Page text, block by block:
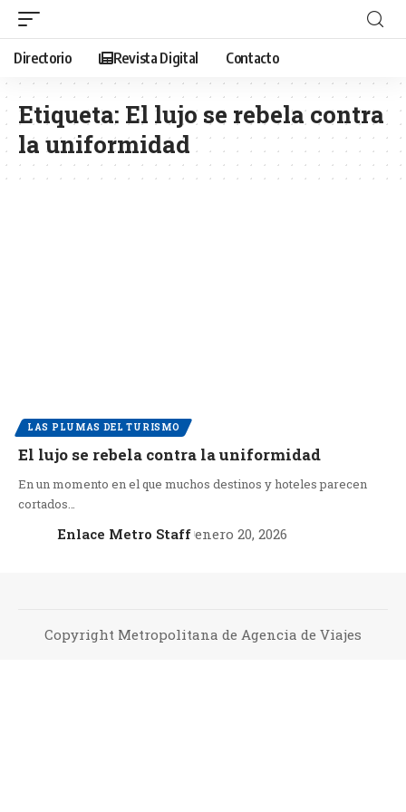
Directorio Revista Digital Contacto
Etiqueta: El lujo se rebela contra
la uniformidad
LAS PLUMAS DEL TURISMO
El lujo se rebela contra la uniformidad
En un momento en el que muchos destinos y hoteles parecen
cortados…
Enlace Metro Staff enero 20, 2026
Copyright Metropolitana de Agencia de Viajes